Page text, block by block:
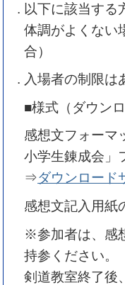
以下に該当する
体調がよくない
合）
入場者の制限は
■様式（ダウン
感想文フォーマ
小学生錬成会」
⇒ダウンロード
感想文記入用紙
※参加者は、感
持参ください。
剣道教室終了後